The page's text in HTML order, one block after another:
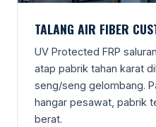
TALANG AIR FIBER
UV Protected FRP
atap pabrik tahan karat
seng/seng gelombang.
hangar pesawat, pabrik
berat.